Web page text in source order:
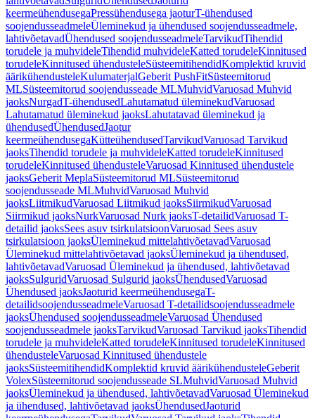
keermeühendusegaPressühendusega jaoturT-ühendused
soojendusseadmeleÜleminekud ja ühendused soojendusseadmele,
lahtivõetavadÜhendused soojendusseadmeleTarvikudTihendid
torudele ja muhvideleTihendid muhvideleKatted torudeleKinnitused
torudeleKinnitused ühendusteleSüsteemitihendidKomplektid kruvid
äärikühendusteleKulumaterjalGeberit PushFitSüsteemitorud
MLSüsteemitorud soojendusseade MLMuhvidVaruosad Muhvid
jaoksNurgadT-ühendusedLahutamatud üleminekudVaruosad
Lahutamatud üleminekud jaoksLahutatavad üleminekud ja
ühendusedÜhendusedJaotur
keermeühendusegaKütteühendusedTarvikudVaruosad Tarvikud
jaoksTihendid torudele ja muhvideleKatted torudeleKinnitused
torudeleKinnitused ühendusteleVaruosad Kinnitused ühendustele
jaoksGeberit MeplaSüsteemitorud MLSüsteemitorud
soojendusseade MLMuhvidVaruosad Muhvid
jaoksLiitmikudVaruosad Liitmikud jaoksSiirmikudVaruosad
Siirmikud jaoksNurkVaruosad Nurk jaoksT-detailidVaruosad T-
detailid jaoksSees asuv tsirkulatsioonVaruosad Sees asuv
tsirkulatsioon jaoksÜleminekud mittelahtivõetavadVaruosad
Üleminekud mittelahtivõetavad jaoksÜleminekud ja ühendused,
lahtivõetavadVaruosad Üleminekud ja ühendused, lahtivõetavad
jaoksSulguridVaruosad Sulgurid jaoksÜhendusedVaruosad
Ühendused jaoksJaoturid keermeühendusegaT-
detailidsoojendusseadmeleVaruosad T-detailidsoojendusseadmele
jaoksÜhendused soojendusseadmeleVaruosad Ühendused
soojendusseadmele jaoksTarvikudVaruosad Tarvikud jaoksTihendid
torudele ja muhvideleKatted torudeleKinnitused torudeleKinnitused
ühendusteleVaruosad Kinnitused ühendustele
jaoksSüsteemitihendidKomplektid kruvid äärikühendusteleGeberit
VolexSüsteemitorud soojendusseade SLMuhvidVaruosad Muhvid
jaoksÜleminekud ja ühendused, lahtivõetavadVaruosad Üleminekud
ja ühendused, lahtivõetavad jaoksÜhendusedJaoturid